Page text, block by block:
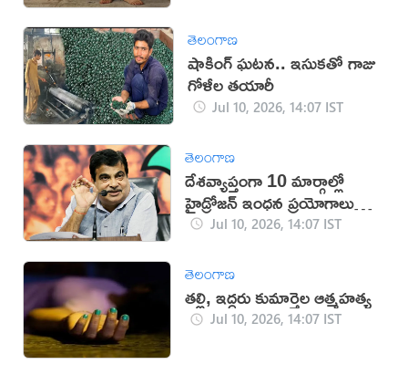
తెలంగాణ
షాకింగ్ ఘటన.. ఇసుకతో గాజు
గోళీల తయారీ
Jul 10, 2026, 14:07 IST
తెలంగాణ
దేశవ్యాప్తంగా 10 మార్గాల్లో
హైడ్రోజన్ ఇంధన ప్రయోగాలు
ప్రారంభం
Jul 10, 2026, 14:07 IST
తెలంగాణ
తల్లి, ఇద్దరు కుమార్తెల ఆత్మహత్య
Jul 10, 2026, 14:07 IST